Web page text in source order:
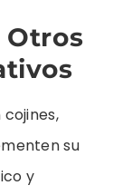
Otros
su
y